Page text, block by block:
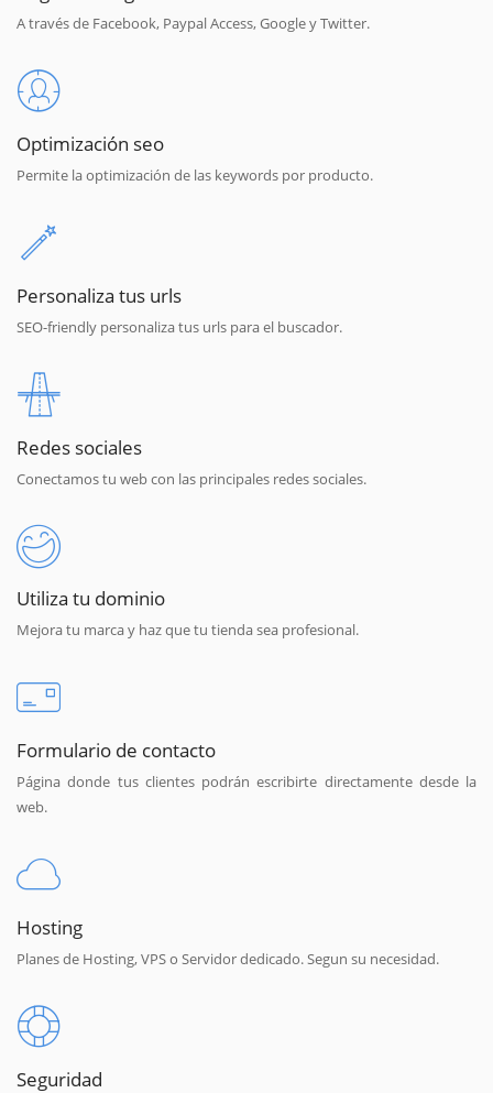
A través de Facebook, Paypal Access, Google y Twitter.
Optimización seo
Permite la optimización de las keywords por producto.
Personaliza tus urls
SEO-friendly personaliza tus urls para el buscador.
Redes sociales
Conectamos tu web con las principales redes sociales.
Utiliza tu dominio
Mejora tu marca y haz que tu tienda sea profesional.
Formulario de contacto
Página donde tus clientes podrán escribirte directamente desde la
web.
Hosting
Planes de Hosting, VPS o Servidor dedicado. Segun su necesidad.
Seguridad